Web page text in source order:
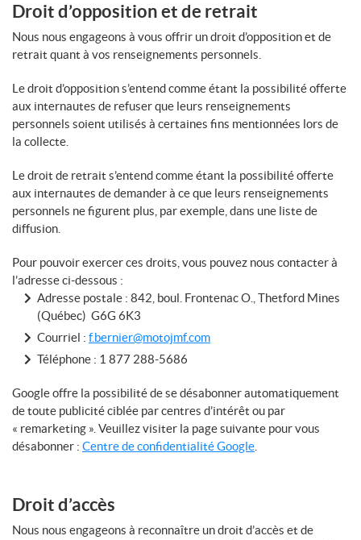
Droit d’opposition et de retrait
Nous nous engageons à vous offrir un droit d’opposition et de
retrait quant à vos renseignements personnels.
Le droit d’opposition s’entend comme étant la possibilité offerte
aux internautes de refuser que leurs renseignements
personnels soient utilisés à certaines fins mentionnées lors de
la collecte.
Le droit de retrait s’entend comme étant la possibilité offerte
aux internautes de demander à ce que leurs renseignements
personnels ne figurent plus, par exemple, dans une liste de
diffusion.
Pour pouvoir exercer ces droits, vous pouvez nous contacter à
l’adresse ci-dessous :
Adresse postale : 842, boul. Frontenac O., Thetford Mines
(Québec) G6G 6K3
Courriel : f.bernier@motojmf.com
Téléphone : 1 877 288-5686
Google offre la possibilité de se désabonner automatiquement
de toute publicité ciblée par centres d’intérêt ou par
« remarketing ». Veuillez visiter la page suivante pour vous
désabonner : Centre de confidentialité Google
Droit d’accès
Nous nous engageons à reconnaître un droit d’accès et de